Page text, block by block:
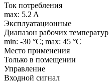
Ток потребления
max: 5.2 A
Эксплуатационные
Диапазон рабочих температур
min: -30 °C; max: 45 °C
Место применения
Только в помещении
Управление
Входной сигнал